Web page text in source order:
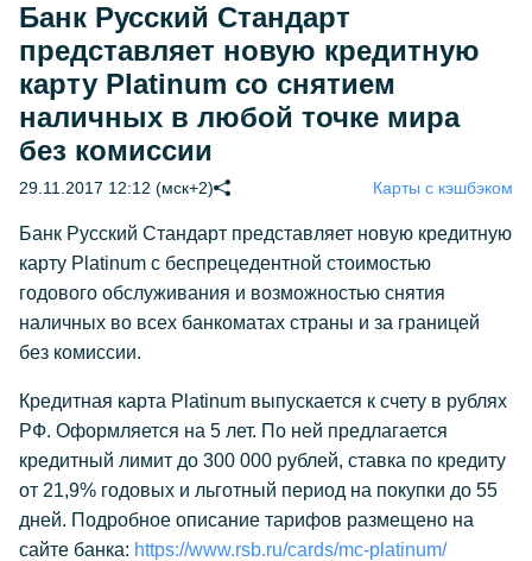
Банк Русский Стандарт
представляет новую кредитную
карту Platinum cо снятием
наличных в любой точке мира
без комиссии
29.11.2017 12:12 (мск+2) Карты с кэшбэком
Банк Русский Стандарт представляет новую кредитную
карту Platinum с беспрецедентной стоимостью
годового обслуживания и возможностью снятия
наличных во всех банкоматах страны и за границей
без комиссии.
Кредитная карта Platinum выпускается к счету в рублях
РФ. Оформляется на 5 лет. По ней предлагается
кредитный лимит до 300 000 рублей, ставка по кредиту
от 21,9% годовых и льготный период на покупки до 55
дней. Подробное описание тарифов размещено на
сайте банка: https://www.rsb.ru/cards/mc-platinum/